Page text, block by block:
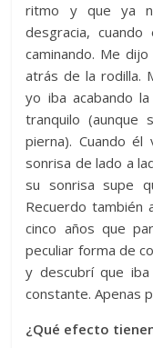
ritmo y que ya
desgracia,
caminando. Me
atrás de la rodilla.
yo iba acabando
tranquilo (aunque
pierna). Cuando
sonrisa de lado a
su sonrisa supe
Recuerdo también
cinco años que
peculiar forma de
y descubrí que
constante. Apenas
¿Qué efecto